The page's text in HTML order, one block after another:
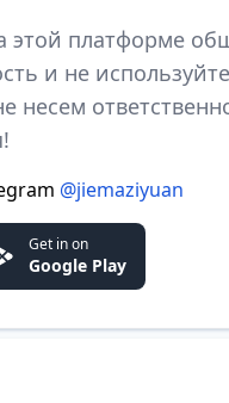
этой платформе
и не
@jiemaziyuan
Get in on
Google Play